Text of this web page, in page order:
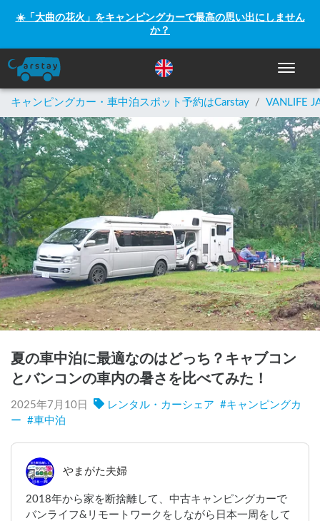
☀️「大曲の花火」をキャンピングカーで最高の思い出にしません
か？
ナビゲ
キャンピングカー・車中泊スポット予約はCarstay / VANLIFE
夏の車中泊に最適なのはどっち？キャブコン
とバンコンの車内の暑さを比べてみた！
2025年7月10日 レンタル・カーシェア #キャンピングカ
ー #車中泊
やまがた夫婦
2018年から家を断捨離して、中古キャンピングカーで
バンライフ&リモートワークをしながら日本一周をして